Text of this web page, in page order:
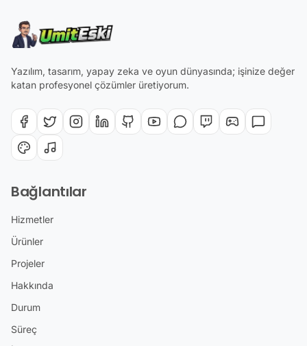
Yazılım, tasarım, yapay zeka ve oyun dünyasında; işinize değer
katan profesyonel çözümler üretiyorum.
Bağlantılar
Hizmetler
Ürünler
Projeler
Hakkında
Durum
Süreç